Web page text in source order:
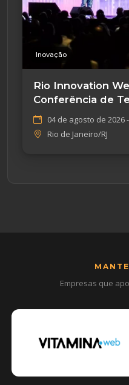
Inovação
Rio Innovation
Conferência de
04 de agosto de 2026
Rio de Janeiro/RJ
Empresas que